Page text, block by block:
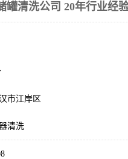
罐清洗公司 20年行业经
市江岸区
清洗